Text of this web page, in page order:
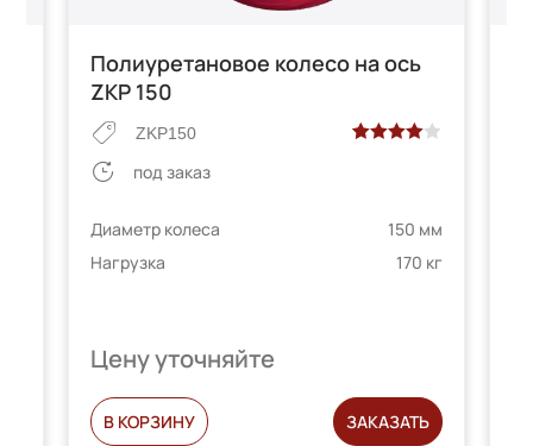
Полиуретановое колесо на ось
ZKP 150
ZKP150
опроса
пользователей
под заказ
Диаметр колеса
150 мм
Нагрузка
170 кг
Цену уточняйте
В КОРЗИНУ ЗАКАЗАТЬ